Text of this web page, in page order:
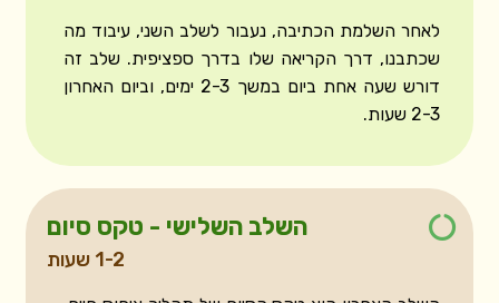
לאחר השלמת הכתיבה, נעבור לשלב השני, עיבוד מה
שכתבנו, דרך הקריאה שלו בדרך ספציפית. שלב זה
דורש שעה אחת ביום במשך 2-3 ימים, וביום האחרון
2-3 שעות.
השלב השלישי - טקס סיום
1-2 שעות